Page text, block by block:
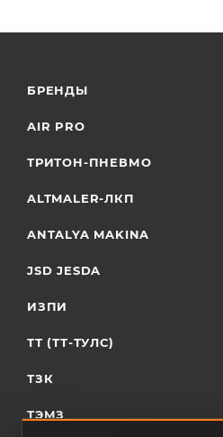
БРЕНДЫ
AIR PRO
ТРИТОН-ПНЕВМО
ALTMALER-ЛКП
ANTALYA MAKINA
JSD JESDA
ИЗПИ
ТТ (ТТ-ТУЛС)
ТЗК
ТЭМЗ